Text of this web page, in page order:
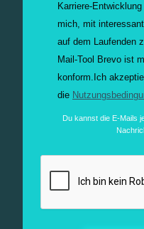
Karriere-
mich, mit
auf dem Laufenden
Mail-Tool Brevo ist
konform. Ich
die
Du kannst die E-Mails